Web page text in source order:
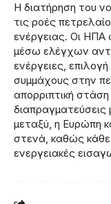
Η διατήρηση του
τις ροές
ενέργειας. Οι ΗΠΑ
μέσω ελέγχων
ενέργειες,
συμμάχους στην
απορριπτική
μεταξύ, η Ευρώπη
στενά, καθώς κάθε
ενεργειακές